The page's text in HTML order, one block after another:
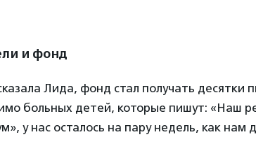
и фонд
Лида, фонд стал получать десятки
больных детей, которые пишут: «Наш
у нас осталось на пару недель, как нам